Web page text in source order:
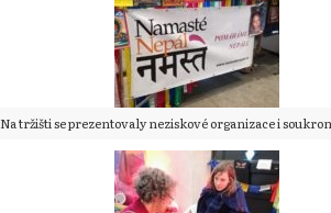
Na tržišti se prezentovaly neziskové organizace i